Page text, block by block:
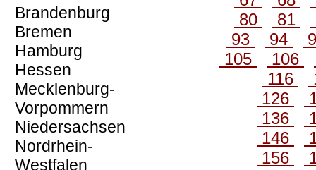
Brandenburg
Bremen
Hamburg
Hessen
Mecklenburg-
Vorpommern
Niedersachsen
Nordrhein-
Westfalen
80
81
93
94
105
106
116
126
136
146
156